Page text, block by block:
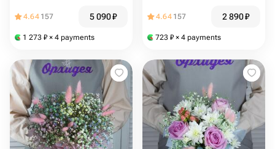
4.64 157 5 090₽
1 273 ₽ × 4 payments
4.64 157 2 890₽
723 ₽ × 4 payments